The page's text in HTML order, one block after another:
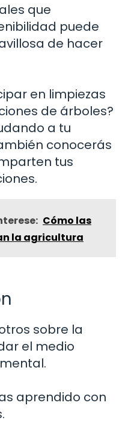
que
puede
de hacer
en limpiezas
de árboles?
a tu
conocerás
tus
Cómo las
la agricultura
sobre la
el medio
aprendido con